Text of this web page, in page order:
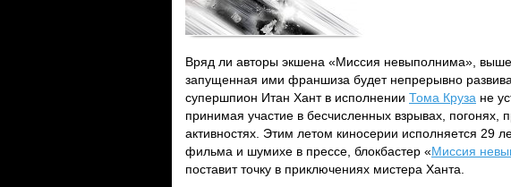
Вряд ли авторы экшена «Миссия невыполнима»,
запущенная ими франшиза будет непрерывно
супершпион Итан Хант в исполнении Тома Круза не
принимая участие в бесчисленных взрывах,
активностях. Этим летом киносерии исполняется 29
фильма и шумихе в прессе, блокбастер «Миссия
поставит точку в приключениях мистера Ханта.